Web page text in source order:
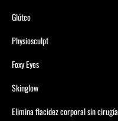
Glúteo
Physiosculpt
Foxy Eyes
Skinglow
Elimina flacidez corporal sin cirugía